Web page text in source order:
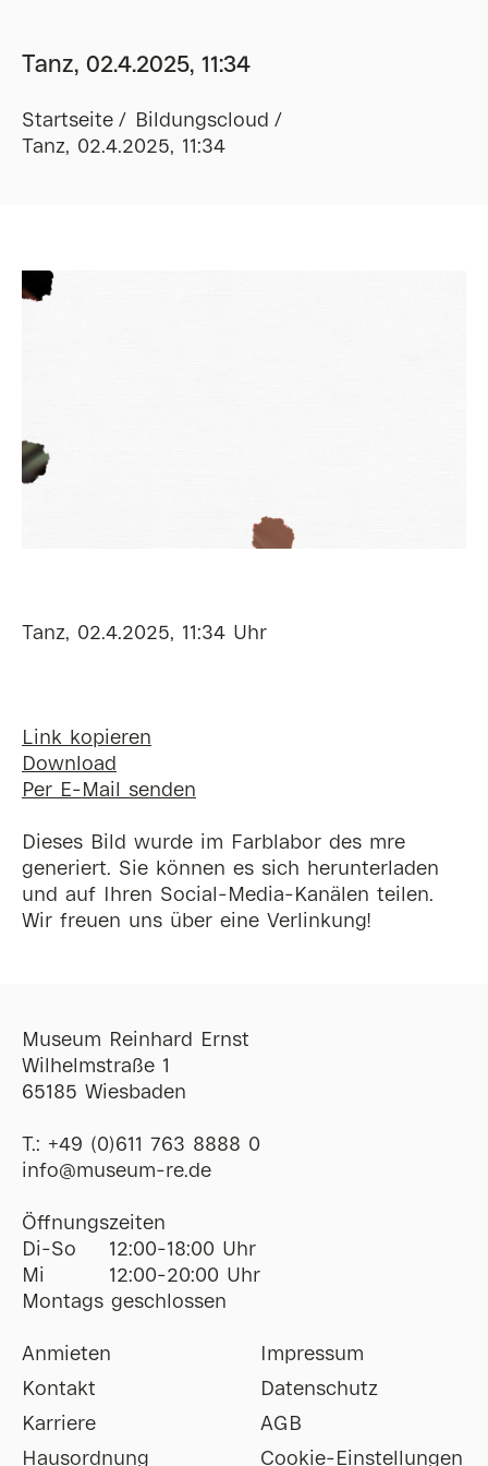
Tanz, 02.4.2025, 11:34
Startseite
Bildungscloud
Tanz, 02.4.2025, 11:34
Tanz, 02.4.2025, 11:34 Uhr
Link kopieren
Download
Per E-Mail senden
Dieses Bild wurde im Farblabor des mre
generiert. Sie können es sich herunterladen
und auf Ihren Social-Media-Kanälen teilen.
Wir freuen uns über eine Verlinkung!
Museum Reinhard Ernst
Wilhelmstraße 1
65185 Wiesbaden
T.: +49 (0)611 763 8888 0
ofni@museum-re de
Öffnungszeiten
Di-So
12:00-18:00 Uhr
Mi
12:00-20:00 Uhr
Montags geschlossen
Anmieten
Kontakt
Karriere
Hausordnung
Impressum
Datenschutz
AGB
Cookie-Einstellungen